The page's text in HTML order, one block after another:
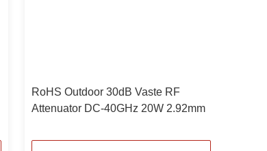
RoHS Outdoor 30dB Vaste RF
Attenuator DC-40GHz 20W 2.92mm